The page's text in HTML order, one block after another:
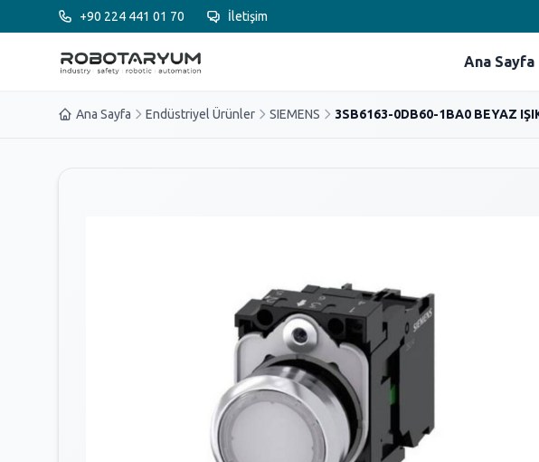
Ana içeriğe geç+90 224 441 01 70 İletişim
Ana Sayfa
Ana Sayfa Endüstriyel Ürünler SIEMENS 3SB6163-0DB60-1BA0 BEYAZ